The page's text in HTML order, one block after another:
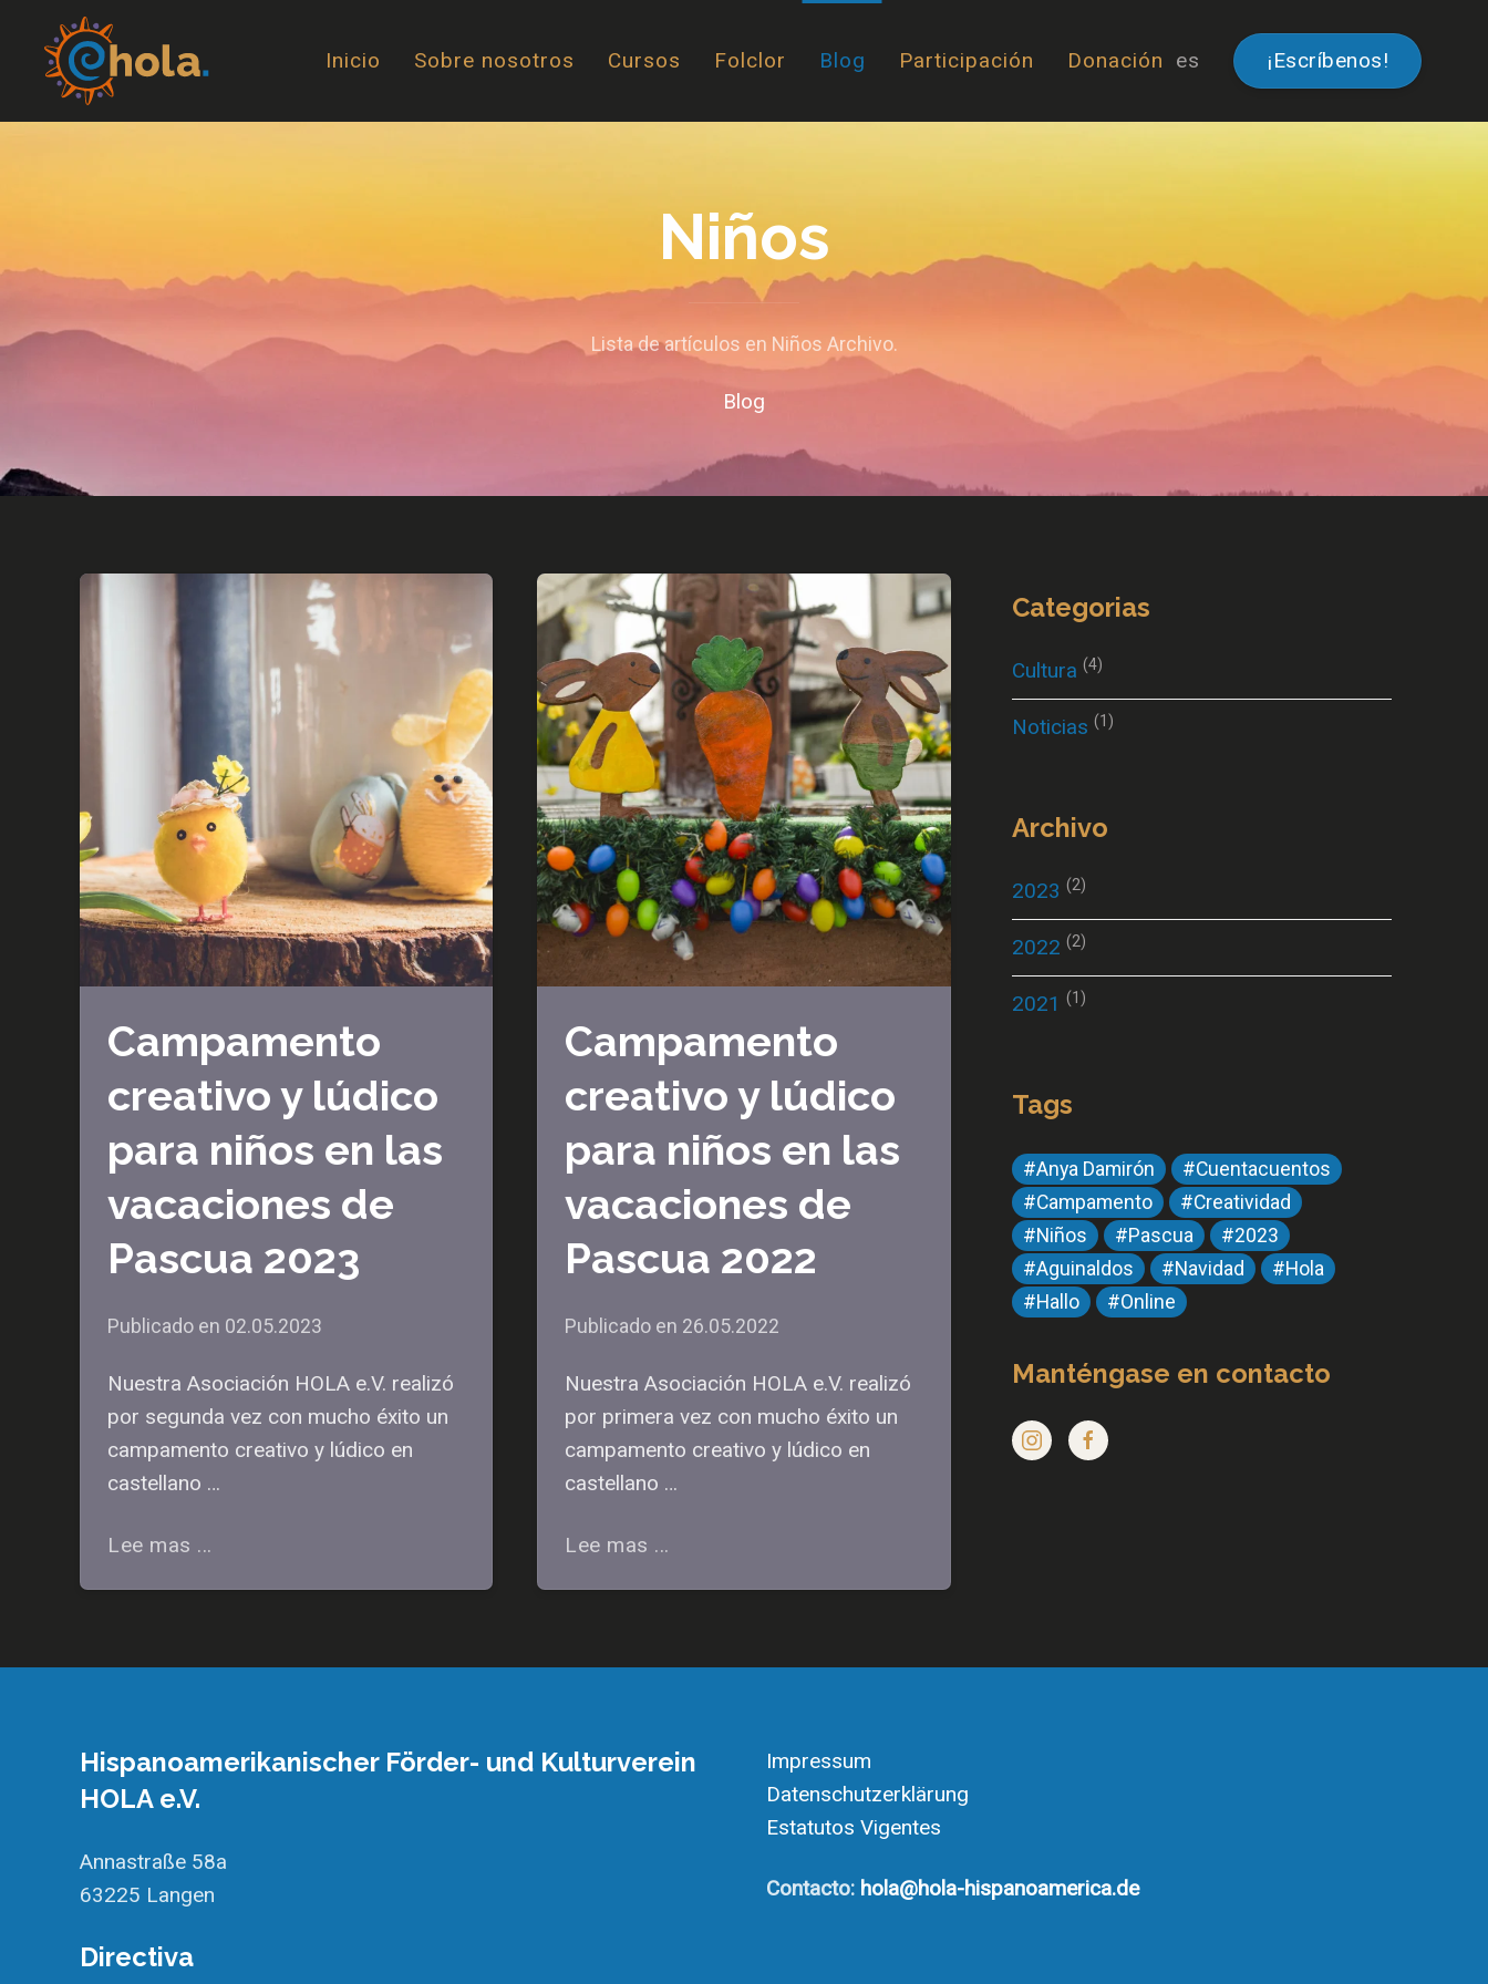
Inicio Sobre nosotros Cursos Folclor Blog Participación Donación es ¡Escríbenos!
Niños
Lista de artículos en Niños Archivo.
Blog
Campamento
creativo y lúdico
para niños en las
vacaciones de
Pascua 2023
Publicado en 02.05.2023
Nuestra Asociación HOLA e.V. realizó
por segunda vez con mucho éxito un
campamento creativo y lúdico en
castellano …
Lee mas ...
Campamento
creativo y lúdico
para niños en las
vacaciones de
Pascua 2022
Publicado en 26.05.2022
Nuestra Asociación HOLA e.V. realizó
por primera vez con mucho éxito un
campamento creativo y lúdico en
castellano …
Lee mas ...
Categorias
Cultura (4)
Noticias (1)
Archivo
2023 (2)
2022 (2)
2021 (1)
Tags
#Anya Damirón
#Cuentacuentos
#Campamento
#Creatividad
#Niños
#Pascua
#2023
#Aguinaldos
#Navidad
#Hola
#Hallo
#Online
Manténgase en contacto
Hispanoamerikanischer Förder- und Kulturverein
HOLA e.V.
Annastraße 58a
63225 Langen
Directiva
Impressum
Datenschutzerklärung
Estatutos Vigentes
Contacto: hola@hola-hispanoamerica.de